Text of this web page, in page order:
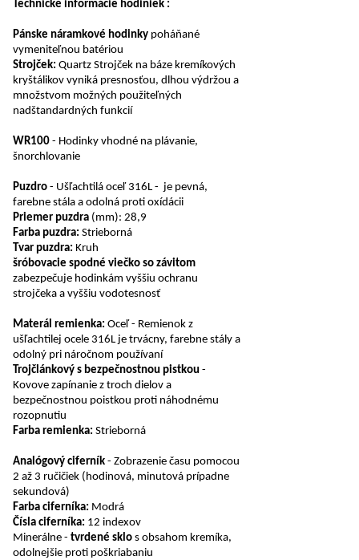
Technické informácie hodiniek :
Pánske náramkové hodinky poháňané
vymeniteľnou batériou
Strojček: Quartz Strojček na báze kremíkových
kryštálikov vyniká presnosťou, dlhou výdržou a
množstvom možných použiteľných
nadštandardných funkcií
WR100 - Hodinky vhodné na plávanie,
šnorchlovanie
Puzdro - Ušľachtilá oceľ 316L - je pevná,
farebne stála a odolná proti oxídácii
Priemer puzdra (mm): 28,9
Farba puzdra: Strieborná
Tvar puzdra: Kruh
šróbovacie spodné viečko so závitom
zabezpečuje hodinkám vyššiu ochranu
strojčeka a vyššiu vodotesnosť
Materál remienka: Oceľ - Remienok z
ušľachtilej ocele 316L je trvácny, farebne stály a
odolný pri náročnom používaní
Trojčlánkový s bezpečnostnou pistkou -
Kovove zapínanie z troch dielov a
bezpečnostnou poistkou proti náhodnému
rozopnutiu
Farba remienka: Strieborná
Analógový ciferník - Zobrazenie času pomocou
2 až 3 ručičiek (hodinová, minutová prípadne
sekundová)
Farba ciferníka: Modrá
Čísla ciferníka: 12 indexov
Minerálne - tvrdené sklo s obsahom kremíka,
odolnejšie proti poškriabaniu